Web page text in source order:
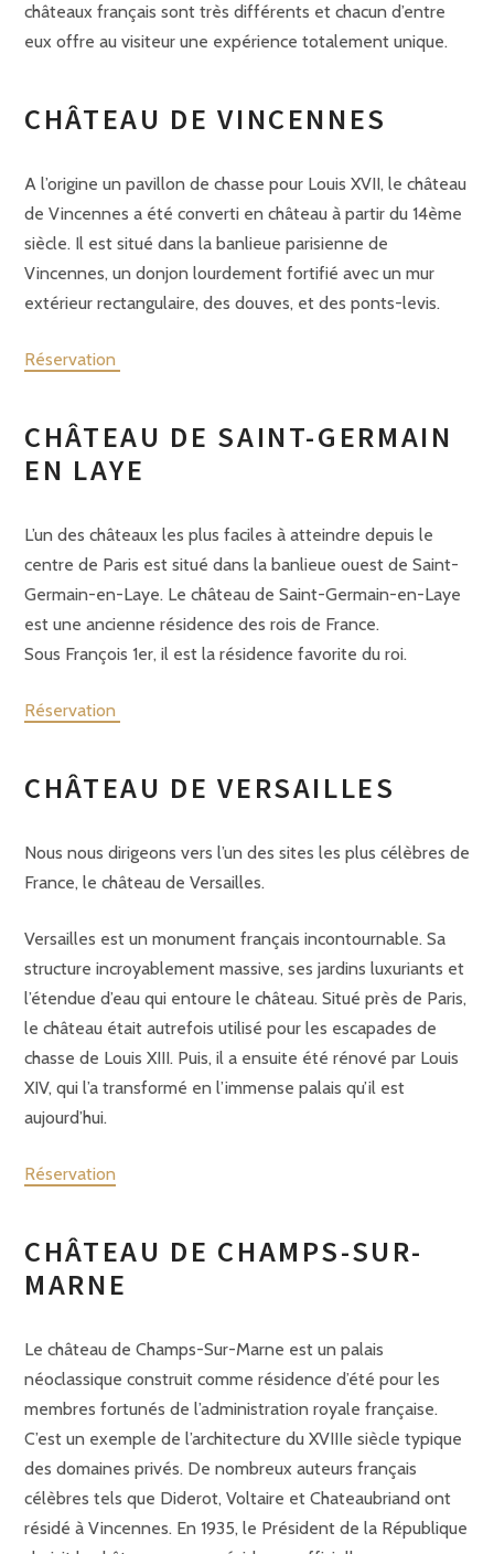
châteaux français sont très différents et chacun d’entre
eux offre au visiteur une expérience totalement unique.
CHÂTEAU DE VINCENNES
A l’origine un pavillon de chasse pour Louis XVII, le château
de Vincennes a été converti en château à partir du 14ème
siècle. Il est situé dans la banlieue parisienne de
Vincennes, un donjon lourdement fortifié avec un mur
extérieur rectangulaire, des douves, et des ponts-levis.
Réservation
CHÂTEAU DE SAINT-GERMAIN
EN LAYE
L’un des châteaux les plus faciles à atteindre depuis le
centre de Paris est situé dans la banlieue ouest de Saint-
Germain-en-Laye. Le château de Saint-Germain-en-Laye
est une ancienne résidence des rois de France.
Sous François 1er, il est la résidence favorite du roi.
Réservation
CHÂTEAU DE VERSAILLES
Nous nous dirigeons vers l’un des sites les plus célèbres de
France, le château de Versailles.
Versailles est un monument français incontournable. Sa
structure incroyablement massive, ses jardins luxuriants et
l’étendue d’eau qui entoure le château. Situé près de Paris,
le château était autrefois utilisé pour les escapades de
chasse de Louis XIII. Puis, il a ensuite été rénové par Louis
XIV, qui l’a transformé en l’immense palais qu’il est
aujourd’hui.
Réservation
CHÂTEAU DE CHAMPS-SUR-
MARNE
Le château de Champs-Sur-Marne est un palais
néoclassique construit comme résidence d’été pour les
membres fortunés de l’administration royale française.
C’est un exemple de l’architecture du XVIIIe siècle typique
des domaines privés. De nombreux auteurs français
célèbres tels que Diderot, Voltaire et Chateaubriand ont
résidé à Vincennes. En 1935, le Président de la République